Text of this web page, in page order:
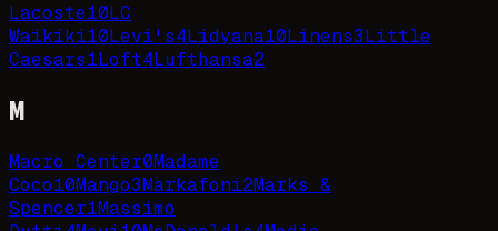
Lacoste10LC
Waikiki10Levi's4Lidyana10Linens3Little
Caesars1Loft4Lufthansa2
M
Macro Center0Madame
Coco10Mango3Markafoni2Marks &
Spencer1Massimo